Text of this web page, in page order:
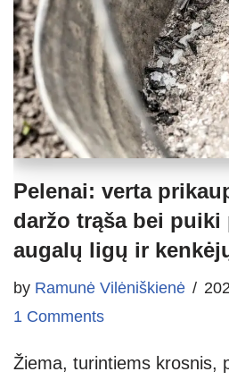
Pelenai: verta
daržo trąša bei puiki
augalų ligų ir
by Ramunė Vilėniškienė
1 Comments
Žiema, turintiems krosnis,